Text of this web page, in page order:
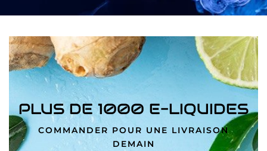
PLUS DE 1000 E-LIQUIDES
COMMANDER POUR UNE LIVRAISON
DEMAIN